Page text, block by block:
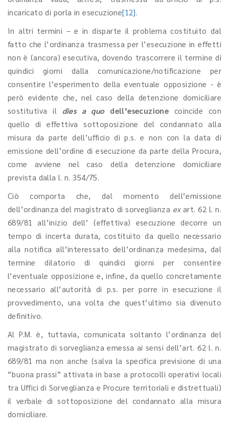
incaricato di porla in esecuzione[12].
In altri termini – e in disparte il problema costituito dal
fatto che l’ordinanza trasmessa per l’esecuzione in effetti
non è (ancora) esecutiva, dovendo trascorrere il termine di
quindici giorni dalla comunicazione/notificazione per
consentire l’esperimento della eventuale opposizione - è
però evidente che, nel caso della detenzione domiciliare
sostitutiva il dies a quodell’esecuzione coincide con
quello di effettiva sottoposizione del condannato alla
misura da parte dell’ufficio di p.s. e non con la data di
emissione dell’ordine di esecuzione da parte della Procura,
come avviene nel caso della detenzione domiciliare
prevista dalla l. n. 354/75.
Ciò comporta che, dal momento dell’emissione
dell’ordinanza del magistrato di sorveglianza exart. 62 l. n.
689/81 all’inizio dell’ (effettiva) esecuzione decorre un
tempo di incerta durata, costituito da quello necessario
alla notifica all’interessato dell’ordinanza medesima, dal
termine dilatorio di quindici giorni per consentire
l’eventuale opposizione e, infine, da quello concretamente
necessario all’autorità di p.s. per porre in esecuzione il
provvedimento, una volta che quest’ultimo sia divenuto
definitivo.
Al P.M. è, tuttavia, comunicata soltanto l’ordinanza del
magistrato di sorveglianza emessa ai sensi dell’art. 62 l. n.
689/81 ma non anche (salva la specifica previsione di una
“buona prassi” attivata in base a protocolli operativi locali
tra Uffici di Sorveglianza e Procure territoriali e distrettuali)
il verbale di sottoposizione del condannato alla misura
domiciliare.